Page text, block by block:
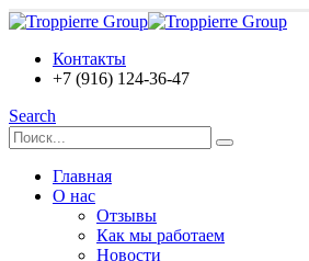
Контакты
+7 (916) 124-36-47
Search
Главная
О нас
Отзывы
Как мы работаем
Новости